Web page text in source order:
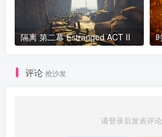
隔离 第二幕 Estranged ACT II
评论 抢沙发
请登录后发表评论